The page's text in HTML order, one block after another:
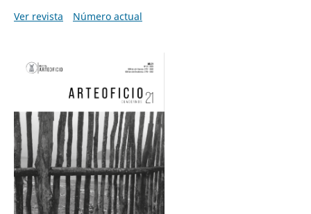
Ver revista
Número actual